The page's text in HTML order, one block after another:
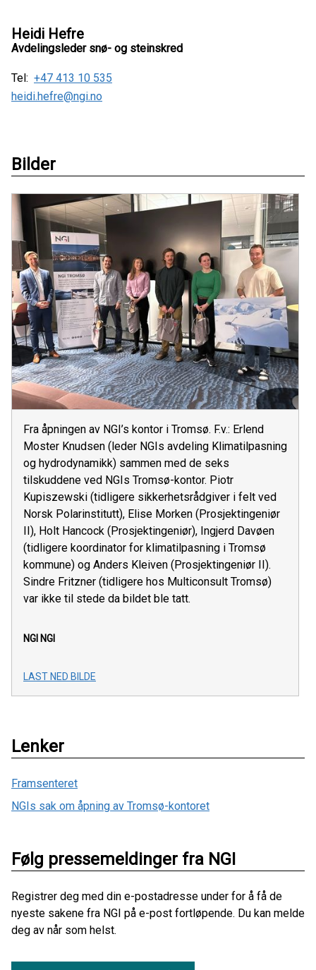
Heidi Hefre
Avdelingsleder snø- og steinskred
Tel: +47 413 10 535
heidi.hefre@ngi.no
Bilder
Fra åpningen av NGI’s kontor i Tromsø. F.v.: Erlend
Moster Knudsen (leder NGIs avdeling Klimatilpasning
og hydrodynamikk) sammen med de seks
tilskuddene ved NGIs Tromsø-kontor. Piotr
Kupiszewski (tidligere sikkerhetsrådgiver i felt ved
Norsk Polarinstitutt), Elise Morken (Prosjektingeniør
II), Holt Hancock (Prosjektingeniør), Ingjerd Davøen
(tidligere koordinator for klimatilpasning i Tromsø
kommune) og Anders Kleiven (Prosjektingeniør II).
Sindre Fritzner (tidligere hos Multiconsult Tromsø)
var ikke til stede da bildet ble tatt.
NGI NGI
LAST NED BILDE
Lenker
Framsenteret
NGIs sak om åpning av Tromsø-kontoret
Følg pressemeldinger fra NGI
Registrer deg med din e-postadresse under for å få de
nyeste sakene fra NGI på e-post fortløpende. Du kan melde
deg av når som helst.